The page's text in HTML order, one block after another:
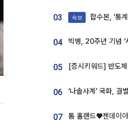
03 속보 합수본, '통계 조작' 서
04
05
06
07